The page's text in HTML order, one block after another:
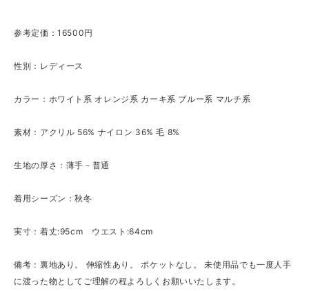
参考定価：16500円
性別：レディース
カラー：ホワイト系 オレンジ系 カーキ系 ブルー系 マルチ系
素材：アクリル 56% ナイロン 36% 毛 8%
生地の厚さ：薄手－普通
着用シーズン：秋冬
実寸：着丈:95cm ウエスト:64cm
備考：裏地あり。 伸縮性あり。 ポケットなし。 未使用品でも一度人手
に渡った物としてご理解の程よろしくお願いいたします。